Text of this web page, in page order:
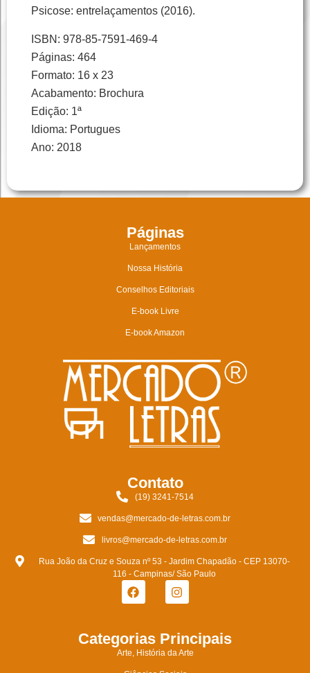
Psicose: entrelaçamentos (2016).
ISBN: 978-85-7591-469-4
Páginas: 464
Formato: 16 x 23
Acabamento: Brochura
Edição: 1ª
Idioma: Portugues
Ano: 2018
Páginas
Lançamentos
Nossa História
Conselhos Editoriais
E-book Livre
E-book Amazon
Contato
(19) 3241-7514
vendas@mercado-de-letras.com.br
livros@mercado-de-letras.com.br
Rua João da Cruz e Souza nº 53 - Jardim Chapadão - CEP 13070-
116 - Campinas/ São Paulo
Categorias Principais
Arte, História da Arte